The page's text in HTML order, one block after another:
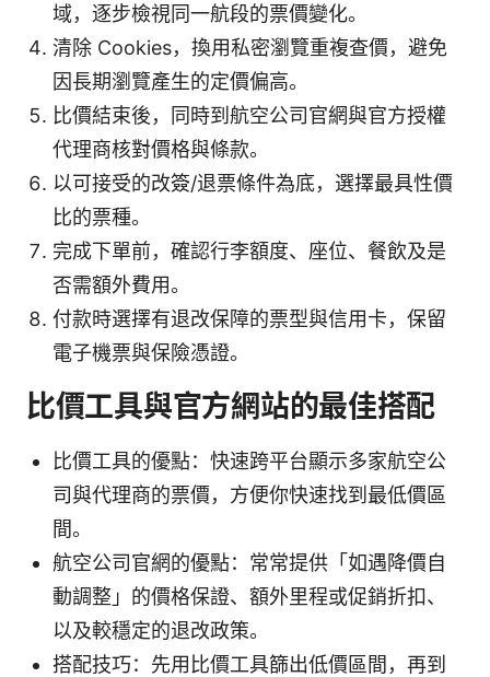
域，逐步檢視同一航段的票價變化。
清除 Cookies，換用私密瀏覽重複查價，避免
因長期瀏覽產生的定價偏高。
比價結束後，同時到航空公司官網與官方授權
代理商核對價格與條款。
以可接受的改簽/退票條件為底，選擇最具性價
比的票種。
完成下單前，確認行李額度、座位、餐飲及是
否需額外費用。
付款時選擇有退改保障的票型與信用卡，保留
電子機票與保險憑證。
比價工具與官方網站的最佳搭配
比價工具的優點：快速跨平台顯示多家航空公
司與代理商的票價，方便你快速找到最低價區
間。
航空公司官網的優點：常常提供「如遇降價自
動調整」的價格保證、額外里程或促銷折扣、
以及較穩定的退改政策。
搭配技巧：先用比價工具篩出低價區間，再到